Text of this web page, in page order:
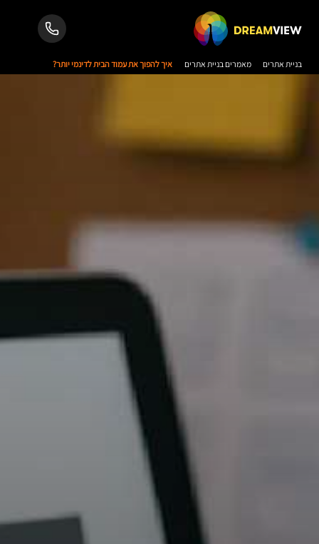
בניית אתרים מאמרים בניית אתרים איך להפוך את עמוד הבית לדינמי יותר?